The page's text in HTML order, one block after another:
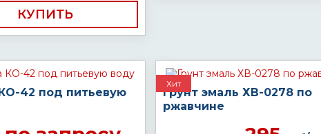
КУПИТЬ
42 под питьевую
Хит
Грунт эмаль ХВ-0278 по
ржавчине